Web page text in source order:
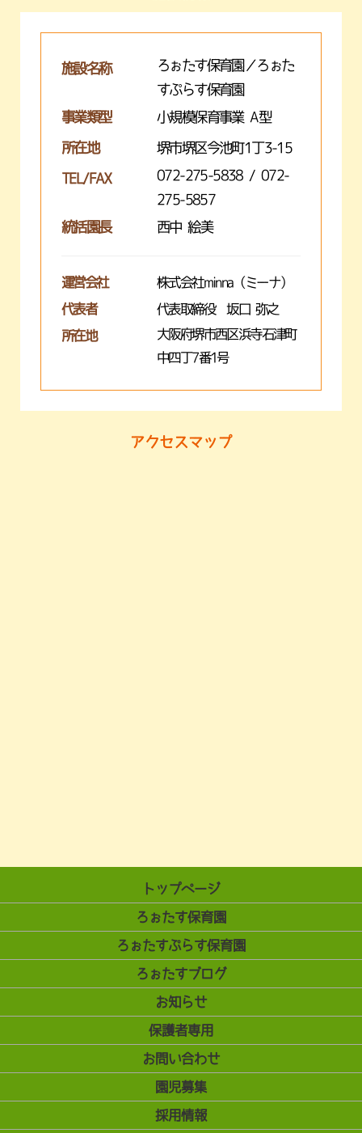
施設名称
ろぉたす保育園／ろぉた
すぷらす保育園
事業類型
小規模保育事業 A型
所在地 堺市堺区今池町1丁3-15
TEL/FAX
072-275-5838 / 072-
275-5857
統括園長
西中 絵美
運営会社 株式会社minna（ミーナ）
代表者 代表取締役 坂口 弥之
所在地
大阪府堺市西区浜寺石津町
中四丁7番1号
アクセスマップ
トップページ
ろぉたす保育園
ろぉたすぷらす保育園
ろぉたすブログ
お知らせ
保護者専用
お問い合わせ
園児募集
採用情報